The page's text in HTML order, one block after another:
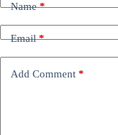
Name*
Email*
Add Comment *